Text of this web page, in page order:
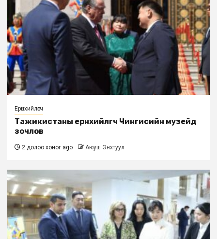
Ерөнхийлөгч
Тажикистаны ерөнхийлөгч Чингисийн музейд
зочлов
2 долоо хоног ago Аюуш Энхтуул